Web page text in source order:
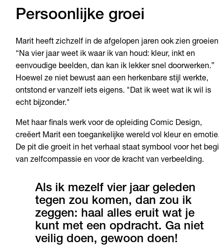
Persoonlijke groei
Marit heeft zichzelf in de afgelopen jaren ook zien
“Na vier jaar weet ik waar ik van houd: kleur, inkt en
eenvoudige beelden, dan kan ik lekker snel doorwerken.”
Hoewel ze niet bewust aan een herkenbare stijl werkte,
ontstond er vanzelf iets eigens. "Dat ik weet wat ik wil is
echt bijzonder."
Met haar finals werk voor de opleiding Comic Design,
creëert Marit een toegankelijke wereld vol kleur en
De pit die groeit in het verhaal staat symbool voor het
van zelfcompassie en voor de kracht van verbeelding.
Als ik mezelf vier jaar geleden
tegen zou komen, dan zou ik
zeggen: haal alles eruit wat je
kunt met een opdracht. Ga niet
veilig doen, gewoon doen!